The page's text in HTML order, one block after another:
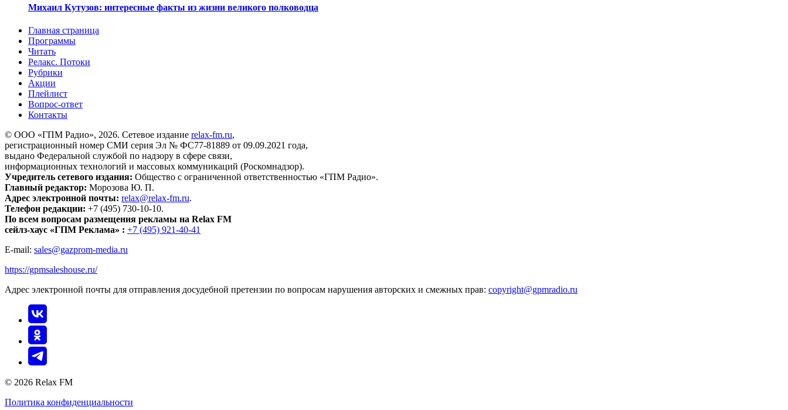
Михаил Кутузов: интересные факты из жизни великого полководца
Главная страница
Программы
Читать
Релакс. Потоки
Рубрики
Акции
Плейлист
Вопрос-ответ
Контакты
© ООО «ГПМ Радио», 2026. Сетевое издание relax-fm.ru,
регистрационный номер СМИ серия Эл № ФС77-81889 от 09.09.2021 года,
выдано Федеральной службой по надзору в сфере связи,
информационных технологий и массовых коммуникаций (Роскомнадзор).
Учредитель сетевого издания: Общество с ограниченной ответственностью «ГПМ Радио».
Главный редактор: Морозова Ю. П.
Адрес электронной почты: relax@relax-fm.ru.
Телефон редакции: +7 (495) 730-10-10.
По всем вопросам размещения рекламы на Relax FM
сейлз-хаус «ГПМ Реклама» : +7 (495) 921-40-41
E-mail: sales@gazprom-media.ru
https://gpmsaleshouse.ru/
Адрес электронной почты для отправления досудебной претензии по вопросам нарушения авторских и смежных прав: copyright@gpmradio.ru
© 2026 Relax FM
Политика конфиденциальности